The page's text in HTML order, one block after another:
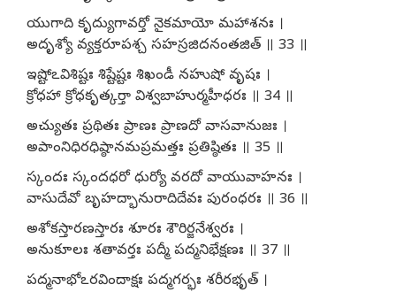
యుగాది కృద్యుగావర్తో నైకమాయో మహాశనః ।
అదృశ్యో వ్యక్తరూపశ్చ సహస్రజిదనంతజిత్ ॥ 33 ॥
ఇష్టోఽవిశిష్టః శిష్టేష్టః శిఖండీ నహుషో వృషః ।
క్రోధహా క్రోధకృత్కర్తా విశ్వబాహుర్మహీధరః ॥ 34 ॥
అచ్యుతః ప్రథితః ప్రాణః ప్రాణదో వాసవానుజః ।
అపాంనిధిరధిష్ఠానమప్రమత్తః ప్రతిష్ఠితః ॥ 35 ॥
స్కందః స్కందధరో ధుర్యో వరదో వాయువాహనః ।
వాసుదేవో బృహద్భానురాదిదేవః పురంధరః ॥ 36 ॥
అశోకస్తారణస్తారః శూరః శౌరిర్జనేశ్వరః ।
అనుకూలః శతావర్తః పద్మీ పద్మనిభేక్షణః ॥ 37 ॥
పద్మనాభోఽరవిందాక్షః పద్మగర్భః శరీరభృత్ ।